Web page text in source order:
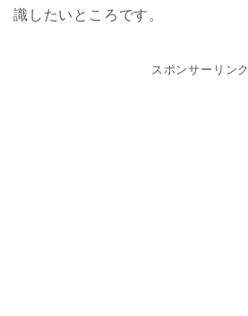
識したいところです。
スポンサーリンク